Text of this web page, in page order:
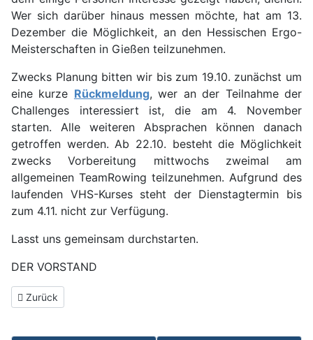
Wer sich darüber hinaus messen möchte, hat am 13.
Dezember die Möglichkeit, an den Hessischen Ergo-
Meisterschaften in Gießen teilzunehmen.
Zwecks Planung bitten wir bis zum 19.10. zunächst um
eine kurze Rückmeldung, wer an der Teilnahme der
Challenges interessiert ist, die am 4. November
starten. Alle weiteren Absprachen können danach
getroffen werden. Ab 22.10. besteht die Möglichkeit
zwecks Vorbereitung mittwochs zweimal am
allgemeinen TeamRowing teilzunehmen. Aufgrund des
laufenden VHS-Kurses steht der Dienstagtermin bis
zum 4.11. nicht zur Verfügung.
Lasst uns gemeinsam durchstarten.
DER VORSTAND
Vorheriger Beitrag: Rückblick Ruderergometer-Challenges
Zurück